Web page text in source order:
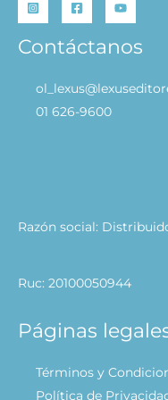
Contáctanos
01 626-9600
Razón social:
Ruc: 20100050944
Páginas
Términos y
Política de